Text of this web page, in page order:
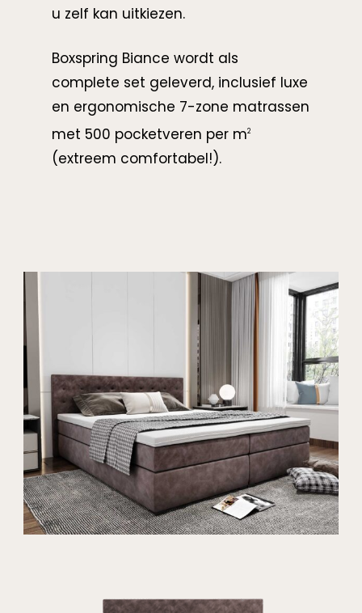
u zelf kan uitkiezen.
Boxspring Biance wordt als
complete set geleverd, inclusief luxe
en ergonomische 7-zone matrassen
met 500 pocketveren per m2
(extreem comfortabel!).